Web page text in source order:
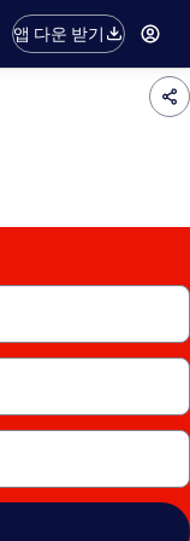
앱 다운 받기